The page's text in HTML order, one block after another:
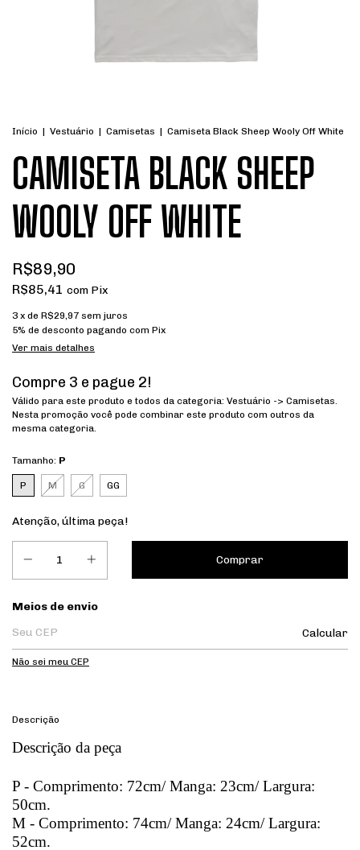
Início | Vestuário | Camisetas | Camiseta Black Sheep Wooly Off White
CAMISETA BLACK SHEEP
WOOLY OFF WHITE
R$89,90
R$85,41 com Pix
3 x de R$29,97 sem juros
5% de desconto pagando com Pix
Ver mais detalhes
Compre 3 e pague 2!
Válido para este produto e todos da categoria: Vestuário -> Camisetas.
Nesta promoção você pode combinar este produto com outros da
mesma categoria.
Tamanho: P
P M G GG
Atenção, última peça!
Entregas para o CEP:
Meios de envio
Calcular
Não sei meu CEP
Descrição
Descrição da peça
P - Comprimento: 72cm/ Manga: 23cm/ Largura:
50cm.
M - Comprimento: 74cm/ Manga: 24cm/ Largura:
52cm.